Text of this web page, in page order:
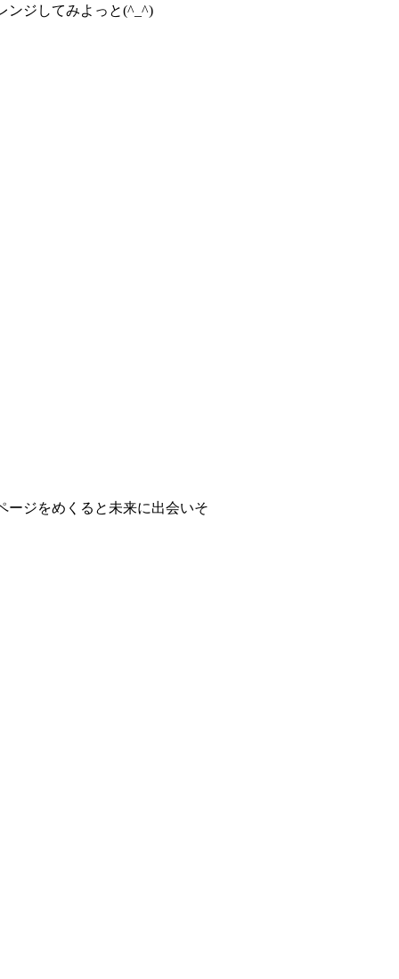
ンジしてみよっと(^_^)
ージをめくると未来に出会いそ